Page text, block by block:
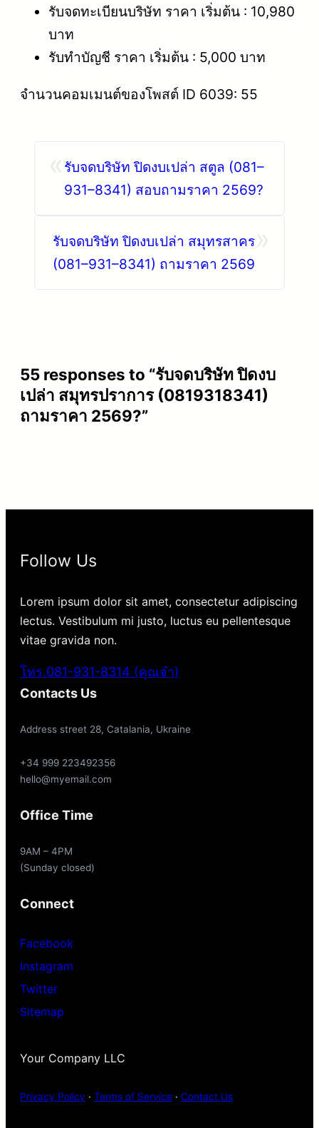
รับจดทะเบียนบริษัท ราคา เริ่มต้น : 10,980
บาท
รับทำบัญชี ราคา เริ่มต้น : 5,000 บาท
จำนวนคอมเมนต์ของโพสต์ ID 6039: 55
รับจดบริษัท ปิดงบเปล่า สตูล (081–
931–8341) สอบถามราคา 2569?
รับจดบริษัท ปิดงบเปล่า สมุทรสาคร
(081–931–8341) ถามราคา 2569
55 responses to “รับจดบริษัท ปิดงบ
เปล่า สมุทรปราการ (0819318341)
ถามราคา 2569?”
Follow Us
Lorem ipsum dolor sit amet, consectetur adipiscing
lectus. Vestibulum mi justo, luctus eu pellentesque
vitae gravida non.
โทร.081-931-8314 (คุณจ๋า)
Contacts Us
Address street 28, Catalania, Ukraine
+34 999 223492356
hello@myemail.com
Office Time
9AM – 4PM
(Sunday closed)
Connect
Facebook
Instagram
Twitter
Sitemap
Your Company LLC
Privacy Policy · Terms of Service · Contact Us